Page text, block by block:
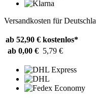
Versandkosten für
ab 52,90 € kostenlos*
ab 0,00 € 5,79 €